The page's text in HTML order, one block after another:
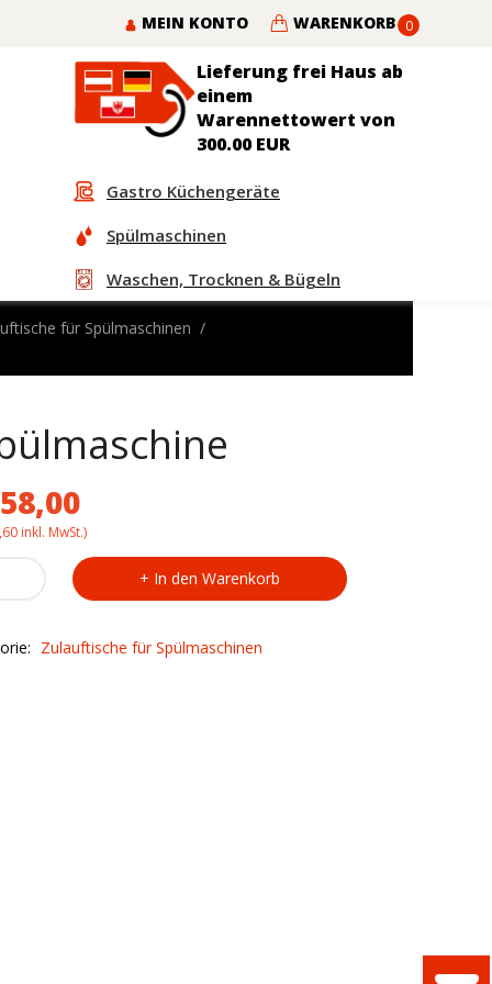
MEIN KONTO 0
WARENKORB
Lieferung frei Haus ab
einem
Warennettowert von
300.00 EUR
Gastro Küchengeräte
Spülmaschinen
Waschen, Trocknen & Bügeln
für Spülmaschinen
inkl. MwSt.)
In den Warenkorb
Zulauftische für Spülmaschinen